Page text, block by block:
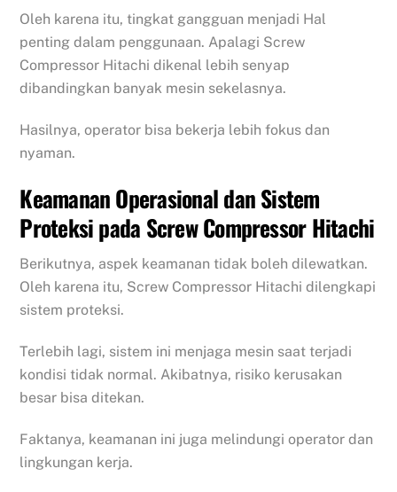
Oleh karena itu, tingkat gangguan menjadi Hal
penting dalam penggunaan. Apalagi Screw
Compressor Hitachi dikenal lebih senyap
dibandingkan banyak mesin sekelasnya.
Hasilnya, operator bisa bekerja lebih fokus dan
nyaman.
Keamanan Operasional dan Sistem
Proteksi pada Screw Compressor Hitachi
Berikutnya, aspek keamanan tidak boleh dilewatkan.
Oleh karena itu, Screw Compressor Hitachi dilengkapi
sistem proteksi.
Terlebih lagi, sistem ini menjaga mesin saat terjadi
kondisi tidak normal. Akibatnya, risiko kerusakan
besar bisa ditekan.
Faktanya, keamanan ini juga melindungi operator dan
lingkungan kerja.